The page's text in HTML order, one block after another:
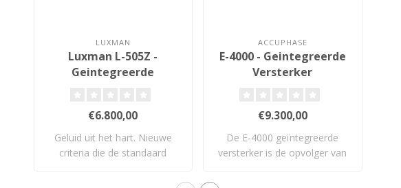
LUXMAN
Luxman L-505Z -
Geintegreerde
€6.800,00
Geluid uit het hart. Nieuwe
criteria die de standaard
ACCUPHASE
E-4000 - Geintegreerde
Versterker
€9.300,00
De E-4000 geïntegreerde
versterker is de opvolger van